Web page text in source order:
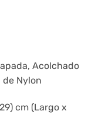
Acolchado
de Nylon
cm (Largo x